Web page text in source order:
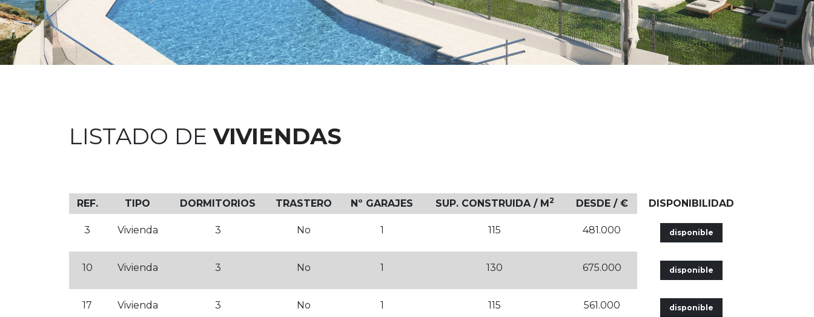
LISTADO DEVIVIENDAS
REF. TIPO DORMITORIOS TRASTERO Nº GARAJES SUP. CONSTRUIDA / M2 DESDE / € DISPONIBILIDAD
3 Vivienda 3 No 1 115 481.000 disponible
10 Vivienda 3 No 1 130 675.000 disponible
17 Vivienda 3 No 1 115 561.000 disponible